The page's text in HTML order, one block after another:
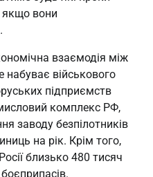
якщо вони
взаємодія між
військового
підприємств
комплекс РФ,
заводу безпілотників
на рік. Крім того,
близько 480 тисяч